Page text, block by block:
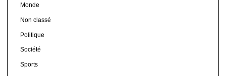
Monde
Non classé
Politique
Société
Sports